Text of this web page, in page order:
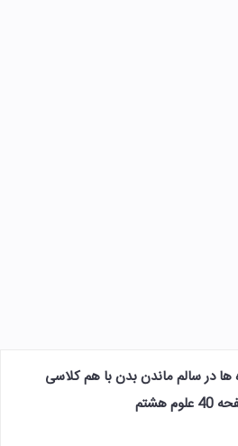
ها در سالم ماندن بدن با هم کلاسی